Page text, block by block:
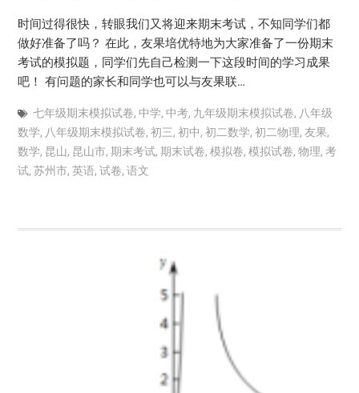
时间过得很快，转眼我们又将迎来期末考试，不知同学们都
做好准备了吗？ 在此，友果培优特地为大家准备了一份期末
考试的模拟题，同学们先自己检测一下这段时间的学习成果
吧！ 有问题的家长和同学也可以与友果联…
七年级期末模拟试卷, 中学, 中考, 九年级期末模拟试卷, 八年级
数学, 八年级期末模拟试卷, 初三, 初中, 初二数学, 初二物理, 友果,
数学, 昆山, 昆山市, 期末考试, 期末试卷, 模拟卷, 模拟试卷, 物理, 考
试, 苏州市, 英语, 试卷, 语文